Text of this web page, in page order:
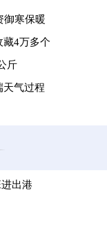
御寒保暖
藏4万多个
斤
天气过程
出港